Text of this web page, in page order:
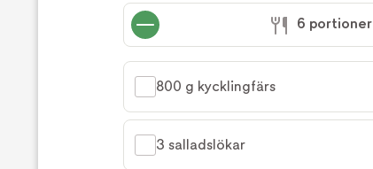
6 portioner
800 g kycklingfärs
3 salladslökar